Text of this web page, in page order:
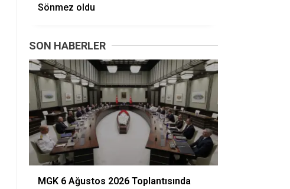
Sönmez oldu
SON HABERLER
MGK 6 Ağustos 2026 Toplantısında